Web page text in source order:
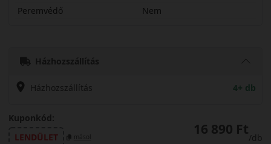
Peremvédő
Nem
Házhozszállítás
Házhozszállítás 4+ db
Kuponkód:
LENDÜLET
másol 16 890 Ft
/db